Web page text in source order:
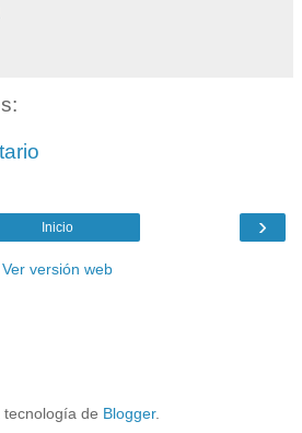
›
Inicio
Ver versión web
tecnología de Blogger.